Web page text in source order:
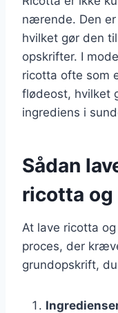
nærende. Den
hvilket gør den
opskrifter. I
ricotta ofte som
flødeost, hvilket
ingrediens i
Sådan
ricotta
At lave ricotta
proces, der
grundopskrift,